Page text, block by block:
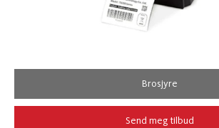
Brosjyre
Send meg tilbud